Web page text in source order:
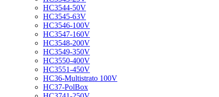
HC3544-50V
HC3545-63V
HC3546-100V
HC3547-160V
HC3548-200V
HC3549-350V
HC3550-400V
HC3551-450V
HC36-Multistrato 100V
HC37-PolBox